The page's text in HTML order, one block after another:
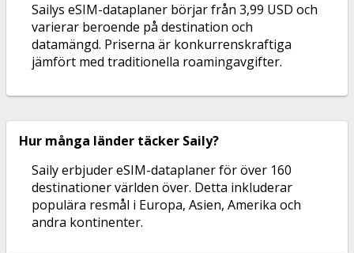
Sailys eSIM-dataplaner börjar från 3,99 USD och
varierar beroende på destination och
datamängd. Priserna är konkurrenskraftiga
jämfört med traditionella roamingavgifter.
Hur många länder täcker Saily?
Saily erbjuder eSIM-dataplaner för över 160
destinationer världen över. Detta inkluderar
populära resmål i Europa, Asien, Amerika och
andra kontinenter.